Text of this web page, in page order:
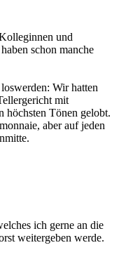
und
schon manche
Wir hatten
mit
höchsten Tönen gelobt.
aber auf jeden
ich gerne an die
weitergeben werde.